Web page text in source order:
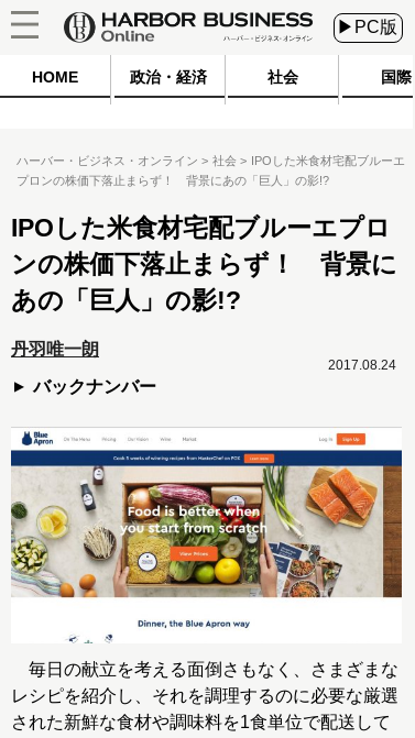
▶PC版
HOME 政治・経済 社会 国際
ハーバー・ビジネス・オンライン 社会
IPOした米食材宅配ブルーエ
プロンの株価下落止まらず！ 背景にあの「巨人」の影!?
IPOした米食材宅配ブルーエプロ
ンの株価下落止まらず！ 背景に
あの「巨人」の影!?
丹羽唯一朗
バックナンバー
2017.08.24
毎日の献立を考える面倒さもなく、さまざまな
レシピを紹介し、それを調理するのに必要な厳選
された新鮮な食材や調味料を1食単位で配送して